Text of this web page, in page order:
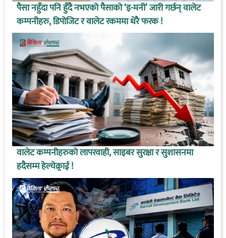
पैसा नहुँदा पनि हुँदै नभएको पैसाको ‘इ-मनी’ जारी गर्छन् वालेट
कम्पनीहरु, डिपोजिट र वालेट रकममा धेरै फरक !
वालेट कम्पनीहरुको लापरवाही, साइबर सुरक्षा र सुशासनमा
हदैसम्म हेल्चेक्र्राई !